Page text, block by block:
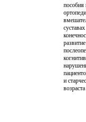
пособия
и
возраста